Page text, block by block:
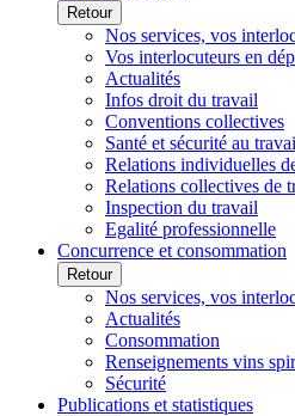
Retour
Nos services, vos
Vos interlocuteurs en
Actualités
Infos droit du travail
Conventions collectives
Santé et sécurité au
Relations individuelles
Relations collectives de
Inspection du travail
Egalité professionnelle
Concurrence et consommation
Retour
Nos services, vos
Actualités
Consommation
Renseignements vins
Sécurité
Publications et statistiques